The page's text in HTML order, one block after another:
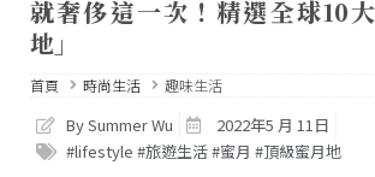
就奢侈這一次！精選全球10
地」
首頁 時尚生活 趣味生活
By Summer Wu
2022年5 月 11日
#lifestyle #旅遊生活 #蜜月 #頂級蜜月地